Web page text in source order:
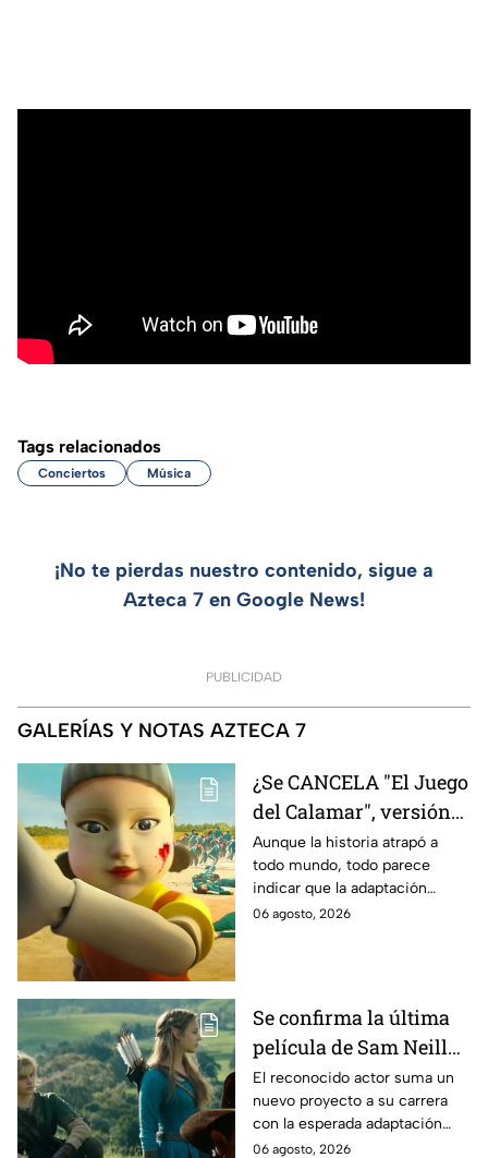
Tags relacionados
Conciertos Música
¡No te pierdas nuestro contenido, sigue a
Azteca 7 en Google News!
PUBLICIDAD
GALERÍAS Y NOTAS AZTECA 7
¿Se CANCELA "El Juego
del Calamar", versión
Estados Unidos? Esto
es lo que se sabe al
momento
Aunque la historia atrapó a
todo mundo, todo parece
indicar que la adaptación
podría ser cancelada:
06 agosto, 2026
Se confirma la última
película de Sam Neill
antes de morir: esto es
lo que se sabe hasta
ahora
El reconocido actor suma un
nuevo proyecto a su carrera
con la esperada adaptación
cinematográfica del popular
06 agosto, 2026